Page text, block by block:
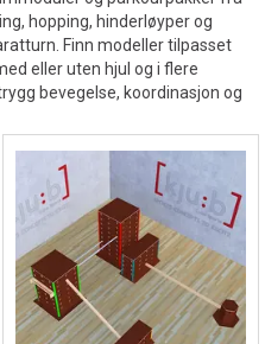
hopping, hinderløyper og
Finn modeller tilpasset
eller uten hjul og i flere
bevegelse, koordinasjon og